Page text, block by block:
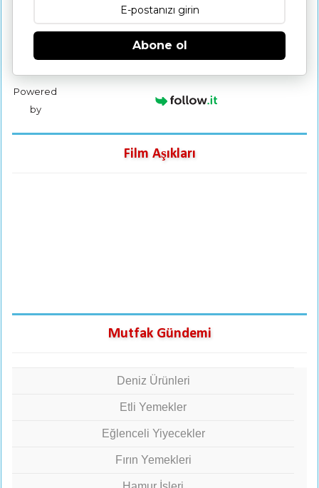
Abone ol
Powered
by
Film Aşıkları
Mutfak Gündemi
Deniz Ürünleri
Etli Yemekler
Eğlenceli Yiyecekler
Fırın Yemekleri